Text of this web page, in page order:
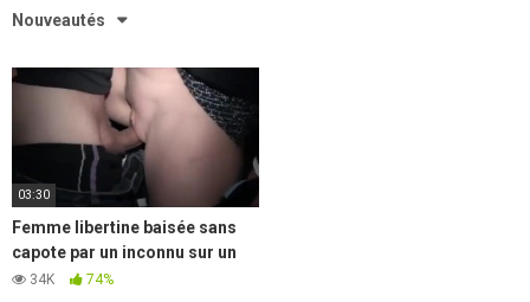
Nouveautés
03:30
Femme libertine baisée sans
capote par un inconnu sur un
parking
34K 74%